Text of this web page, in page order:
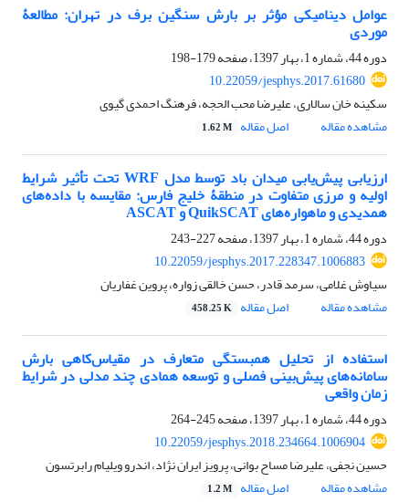
عوامل دینامیکی مؤثر بر بارش سنگین برف در تهران: مطالعۀ
موردی
دوره 44، شماره 1، بهار 1397، صفحه
179-198
10.22059/jesphys.2017.61680
سکینه خان سالاری، علیرضا محب الحجه، فرهنگ احمدی گیوی
مشاهده مقاله
اصل مقاله 1.62 M
ارزیابی پیش‌یابی میدان باد توسط مدل WRF تحت تأثیر شرایط
اولیه و مرزی متفاوت در منطقۀ خلیج فارس: مقایسه با داده‌های
همدیدی و ماهواره‌های QuikSCAT و ASCAT
دوره 44، شماره 1، بهار 1397، صفحه
227-243
10.22059/jesphys.2017.228347.1006883
سیاوش غلامی، سرمد قادر، حسن خالقی زواره، پروین غفاریان
مشاهده مقاله
اصل مقاله 458.25 K
استفاده از تحلیل همبستگی متعارف در مقیاس‌کاهی بارش
سامانه‌های پیش‌بینی‌ فصلی و توسعه همادی چند مدلی در شرایط
زمان واقعی
دوره 44، شماره 1، بهار 1397، صفحه
245-264
10.22059/jesphys.2018.234664.1006904
حسین نجفی، علیرضا مساح بوانی، پرویز ایران نژاد، اندرو ویلیام رابرتسون
مشاهده مقاله
اصل مقاله 1.2 M